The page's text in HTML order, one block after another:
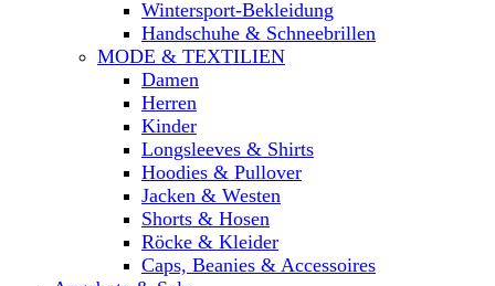
Wintersport-Bekleidung
Handschuhe & Schneebrillen
MODE & TEXTILIEN
Damen
Herren
Kinder
Longsleeves & Shirts
Hoodies & Pullover
Jacken & Westen
Shorts & Hosen
Röcke & Kleider
Caps, Beanies & Accessoires